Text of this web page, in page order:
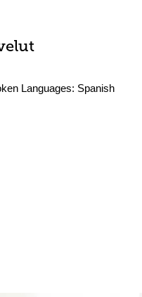
Languages: Spanish